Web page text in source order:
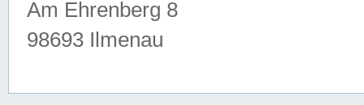
Am Ehrenberg 8
98693 Ilmenau